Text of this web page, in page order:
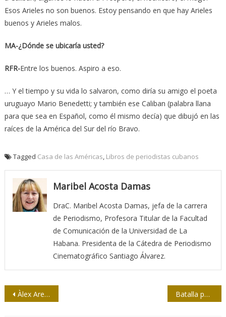
Esos Arieles no son buenos. Estoy pensando en que hay Arieles
buenos y Arieles malos.
MA-¿Dónde se ubicaría usted?
RFR-Entre los buenos. Aspiro a eso.
… Y el tiempo y su vida lo salvaron, como diría su amigo el poeta
uruguayo Mario Benedetti; y también ese Caliban (palabra llana
para que sea en Español, como él mismo decía) que dibujó en las
raíces de la América del Sur del río Bravo.
Tagged Casa de las Américas Libros de periodistas cubanos
Maribel Acosta Damas
DraC. Maribel Acosta Damas, jefa de la carrera
de Periodismo, Profesora Titular de la Facultad
de Comunicación de la Universidad de La
Habana. Presidenta de la Cátedra de Periodismo
Cinematográfico Santiago Álvarez.
Navegación
Àlex Arenas: “Actuar muy rápido para contener y muy lento para volver a la normalidad” Batalla por la vida en Turín